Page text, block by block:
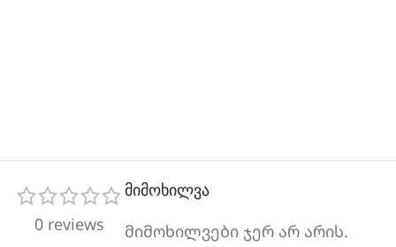
0 reviews
მიმოხილვა
მიმოხილვები ჯერ არ არის.